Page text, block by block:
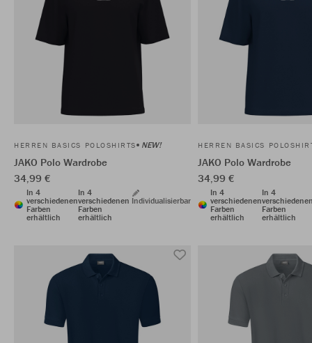
HERREN BASICS POLOSHIRTS NEW!
JAKO Polo Wardrobe
34,99 €
In 4
verschiedenen
Farben
erhältlich
In 4
verschiedenen
Farben
erhältlich
Individualisierbar
HERREN BASICS
JAKO Polo Wardrobe
34,99 €
In 4
verschiedenen
Farben
erhältlich
In 4
Farben
erhältlich